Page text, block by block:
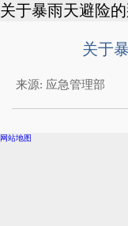
关于暴雨天避险
关于
来源: 应急管理部
网站地图